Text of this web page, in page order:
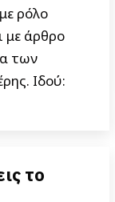
ρόλο
με άρθρο
των
Ιδού:
το